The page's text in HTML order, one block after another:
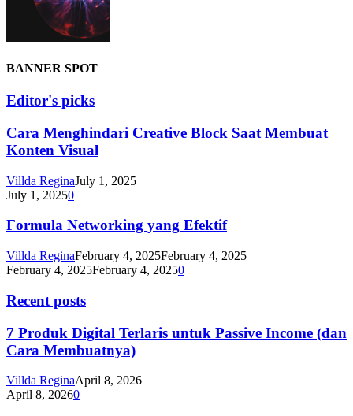
BANNER SPOT
Editor's picks
Cara Menghindari Creative Block Saat Membuat
Konten Visual
Villda ReginaJuly 1, 2025
July 1, 20250
Formula Networking yang Efektif
Villda ReginaFebruary 4, 2025February 4, 2025
February 4, 2025February 4, 20250
Recent posts
7 Produk Digital Terlaris untuk Passive Income (dan
Cara Membuatnya)
Villda ReginaApril 8, 2026
April 8, 20260